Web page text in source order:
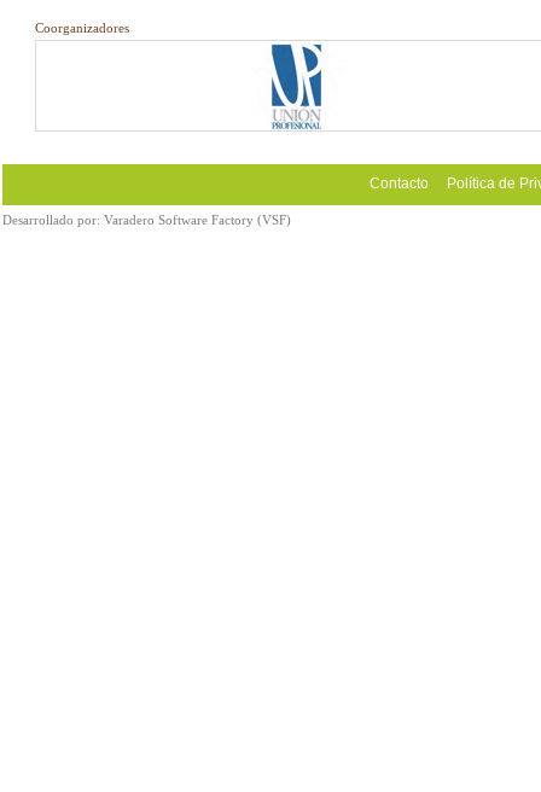
Coorganizadores
Contacto Política de
Desarrollado por: Varadero Software Factory (VSF)